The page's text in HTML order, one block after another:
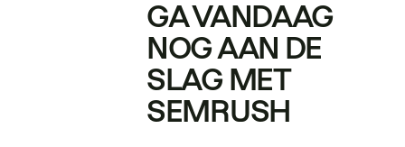
GA VANDAAG
NOG AAN DE
SLAG MET
SEMRUSH